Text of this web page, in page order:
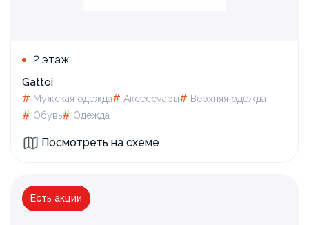
2 этаж
Gattoi
# Мужская одежда# Аксессуары# Верхняя одежда
# Обувь# Одежда
Посмотреть на схеме
Есть акции